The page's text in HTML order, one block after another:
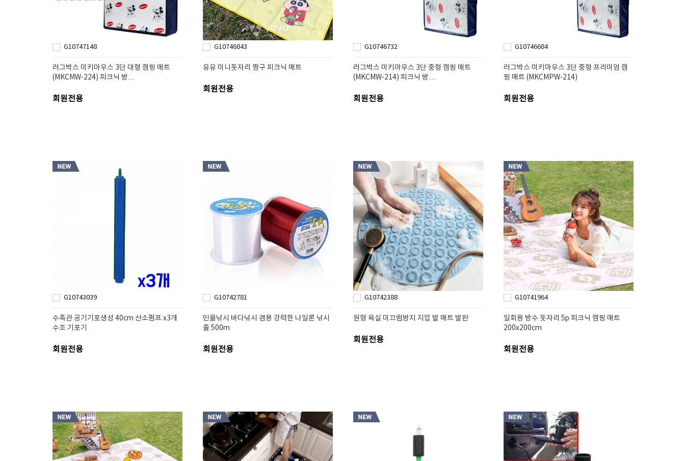
G10747148
러그박스 미키마우스 3단 대형 캠핑 매트
(MKCMW-224) 피크닉 방…
회원전용
G10746843
유유 미니돗자리 짱구 피크닉 매트
회원전용
G10746732
러그박스 미키마우스 3단 중형 캠핑 매트
(MKCMW-214) 피크닉 방…
회원전용
G10746684
러그박스 미키마우스 3단 중형 프리미엄 캠
핑 매트 (MKCMPW-214)
회원전용
G10743039
수족관 공기기포생성 40cm 산소펌프 x3개
수조 기포기
회원전용
G10742781
민물낚시 바다낚시 겸용 강력한 나일론 낚시
줄 500m
회원전용
G10742388
원형 욕실 미끄럼방지 지압 발 매트 발판
회원전용
G10741964
일회용 방수 돗자리 5p 피크닉 캠핑 매트
200x200cm
회원전용